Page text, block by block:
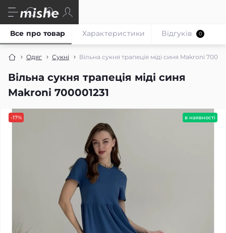
Одяг Сукні Вільна сукня трапеція міді синя Makroni
Вільна сукня трапеція міді синя
Makroni 700001231
Все про товар Характеристики Відгуків 0
-17% в наявності